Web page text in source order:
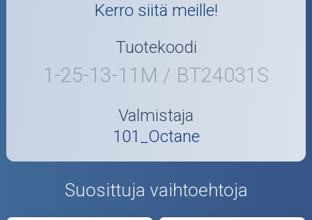
Kerro siitä meille!
Tuotekoodi
1-25-13-11M / BT24031S
Valmistaja
101_Octane
Suosittuja vaihtoehtoja